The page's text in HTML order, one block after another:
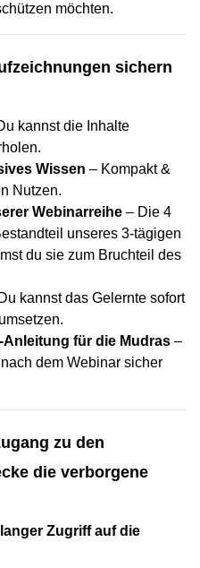
möchten.
sichern
kannst die Inhalte
Wissen – Kompakt &
Nutzen.
Webinarreihe – Die 4
unseres 3-tägigen
du sie zum Bruchteil des
kannst das Gelernte sofort
für die Mudras –
dem Webinar sicher
zu den
die verborgene
Zugriff auf die